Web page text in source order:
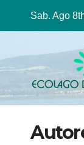
Sab. Ago